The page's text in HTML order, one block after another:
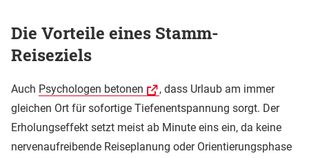
Die Vorteile eines Stamm-
Reiseziels
Auch Psychologen betonen
, dass Urlaub am immer
gleichen Ort für sofortige Tiefenentspannung sorgt. Der
Erholungseffekt setzt meist ab Minute eins ein, da keine
nervenaufreibende Reiseplanung oder Orientierungsphase